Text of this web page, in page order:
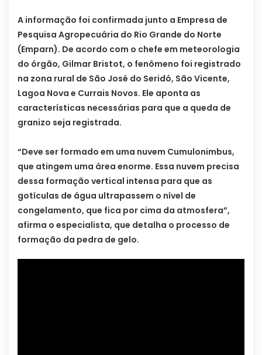
A informação foi confirmada junto a Empresa de
Pesquisa Agropecuária do Rio Grande do Norte
(Emparn). De acordo com o chefe em meteorologia
do órgão, Gilmar Bristot, o fenômeno foi registrado
na zona rural de São José do Seridó, São Vicente,
Lagoa Nova e Currais Novos. Ele aponta as
características necessárias para que a queda de
granizo seja registrada.
“Deve ser formado em uma nuvem Cumulonimbus,
que atingem uma área enorme. Essa nuvem precisa
dessa formação vertical intensa para que as
gotículas de água ultrapassem o nível de
congelamento, que fica por cima da atmosfera”,
afirma o especialista, que detalha o processo de
formação da pedra de gelo.